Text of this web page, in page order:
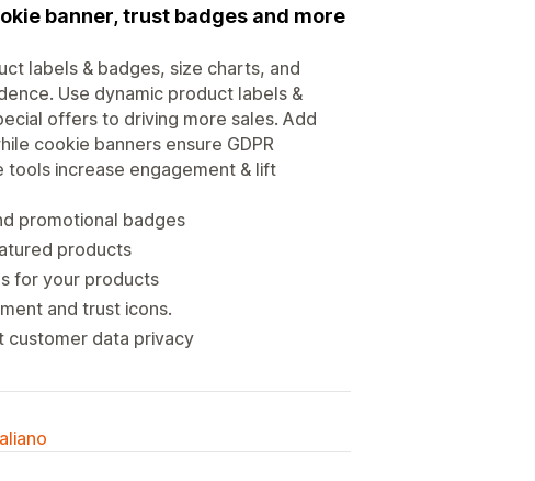
banner, trust badges and more
labels & badges, size charts, and
Use dynamic product labels &
offers to driving more sales. Add
cookie banners ensure GDPR
tools increase engagement & lift
promotional badges
products
for your products
and trust icons.
customer data privacy